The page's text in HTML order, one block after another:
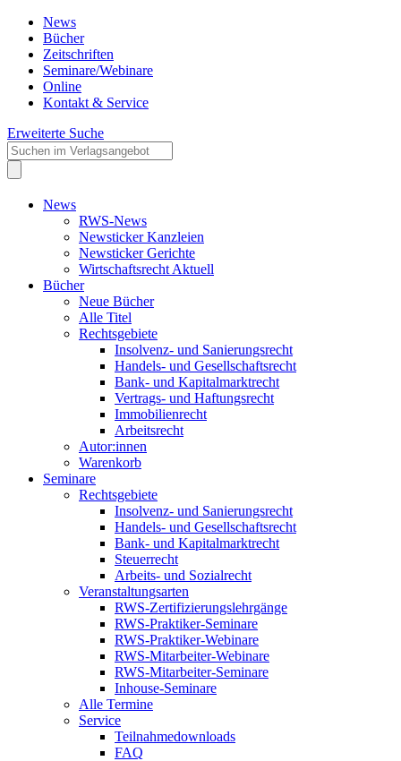
News
Bücher
Zeitschriften
Seminare/Webinare
Online
Kontakt & Service
Erweiterte Suche
News
RWS-News
Newsticker Kanzleien
Newsticker Gerichte
Wirtschaftsrecht Aktuell
Bücher
Neue Bücher
Alle Titel
Rechtsgebiete
Insolvenz- und Sanierungsrecht
Handels- und Gesellschaftsrecht
Bank- und Kapitalmarktrecht
Vertrags- und Haftungsrecht
Immobilienrecht
Arbeitsrecht
Autor:innen
Warenkorb
Seminare
Rechtsgebiete
Insolvenz- und Sanierungsrecht
Handels- und Gesellschaftsrecht
Bank- und Kapitalmarktrecht
Steuerrecht
Arbeits- und Sozialrecht
Veranstaltungsarten
RWS-Zertifizierungslehrgänge
RWS-Praktiker-Seminare
RWS-Praktiker-Webinare
RWS-Mitarbeiter-Webinare
RWS-Mitarbeiter-Seminare
Inhouse-Seminare
Alle Termine
Service
Teilnahmedownloads
FAQ